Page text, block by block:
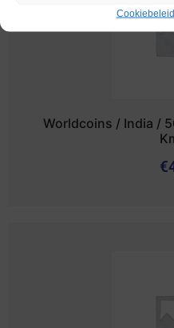
Cookiebeleid
Worldcoins / India /
€